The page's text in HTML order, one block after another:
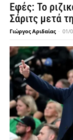
Εφές: Το
Σάριτς μετά
Γιώργος Αριδαίας - 01/